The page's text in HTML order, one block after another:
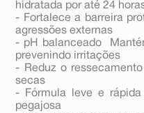
hidratada por até 24
- Fortalece a barreira
agressões externas
- pH balanceado 
prevenindo irritações
- Reduz o
secas
- Fórmula leve e rápida
pegajosa